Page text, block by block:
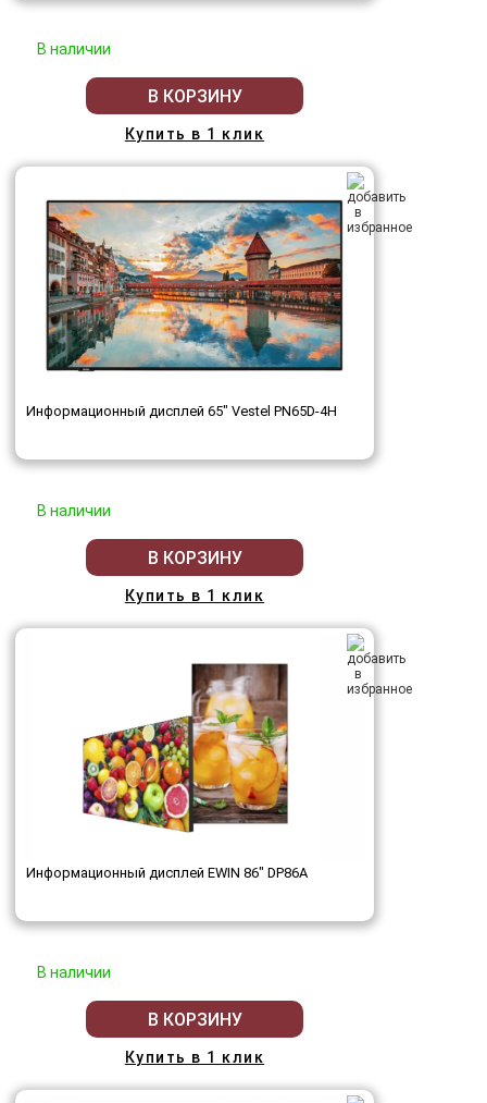
В наличии
В КОРЗИНУ
Купить в 1 клик
Информационный дисплей 65" Vestel PN65D-4H
В наличии
В КОРЗИНУ
Купить в 1 клик
Информационный дисплей EWIN 86" DP86A
В наличии
В КОРЗИНУ
Купить в 1 клик